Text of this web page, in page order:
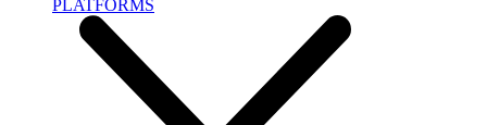
PLATFORMS